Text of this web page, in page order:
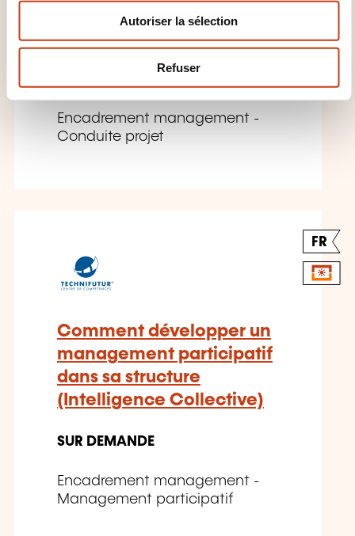
n
Autoriser la sélection
Refuser
Agile Project
Management Practitioner
Encadrement management -
Conduite projet
FR
Comment développer un
management participatif
dans sa structure
(Intelligence Collective)
SUR DEMANDE
Encadrement management -
Management participatif